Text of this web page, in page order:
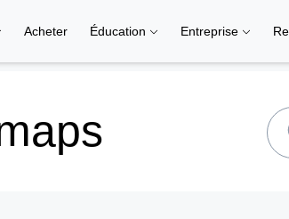
Acheter Éducation Entreprise